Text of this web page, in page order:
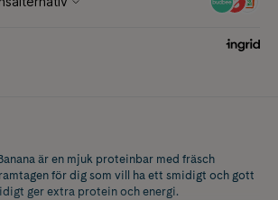
är en mjuk proteinbar med fräsch
för dig som vill ha ett smidigt och gott
ger extra protein och energi.